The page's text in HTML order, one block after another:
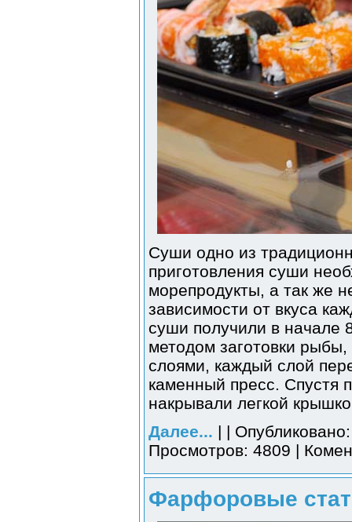
Суши одно из
приготовления суши
морепродукты, а так же
зависимости от вкуса
суши получили в начале
методом заготовки
слоями, каждый слой
каменный пресс. Спустя
накрывали легкой
Далее... | |
Просмотров: 4809 |
Фарфоровые